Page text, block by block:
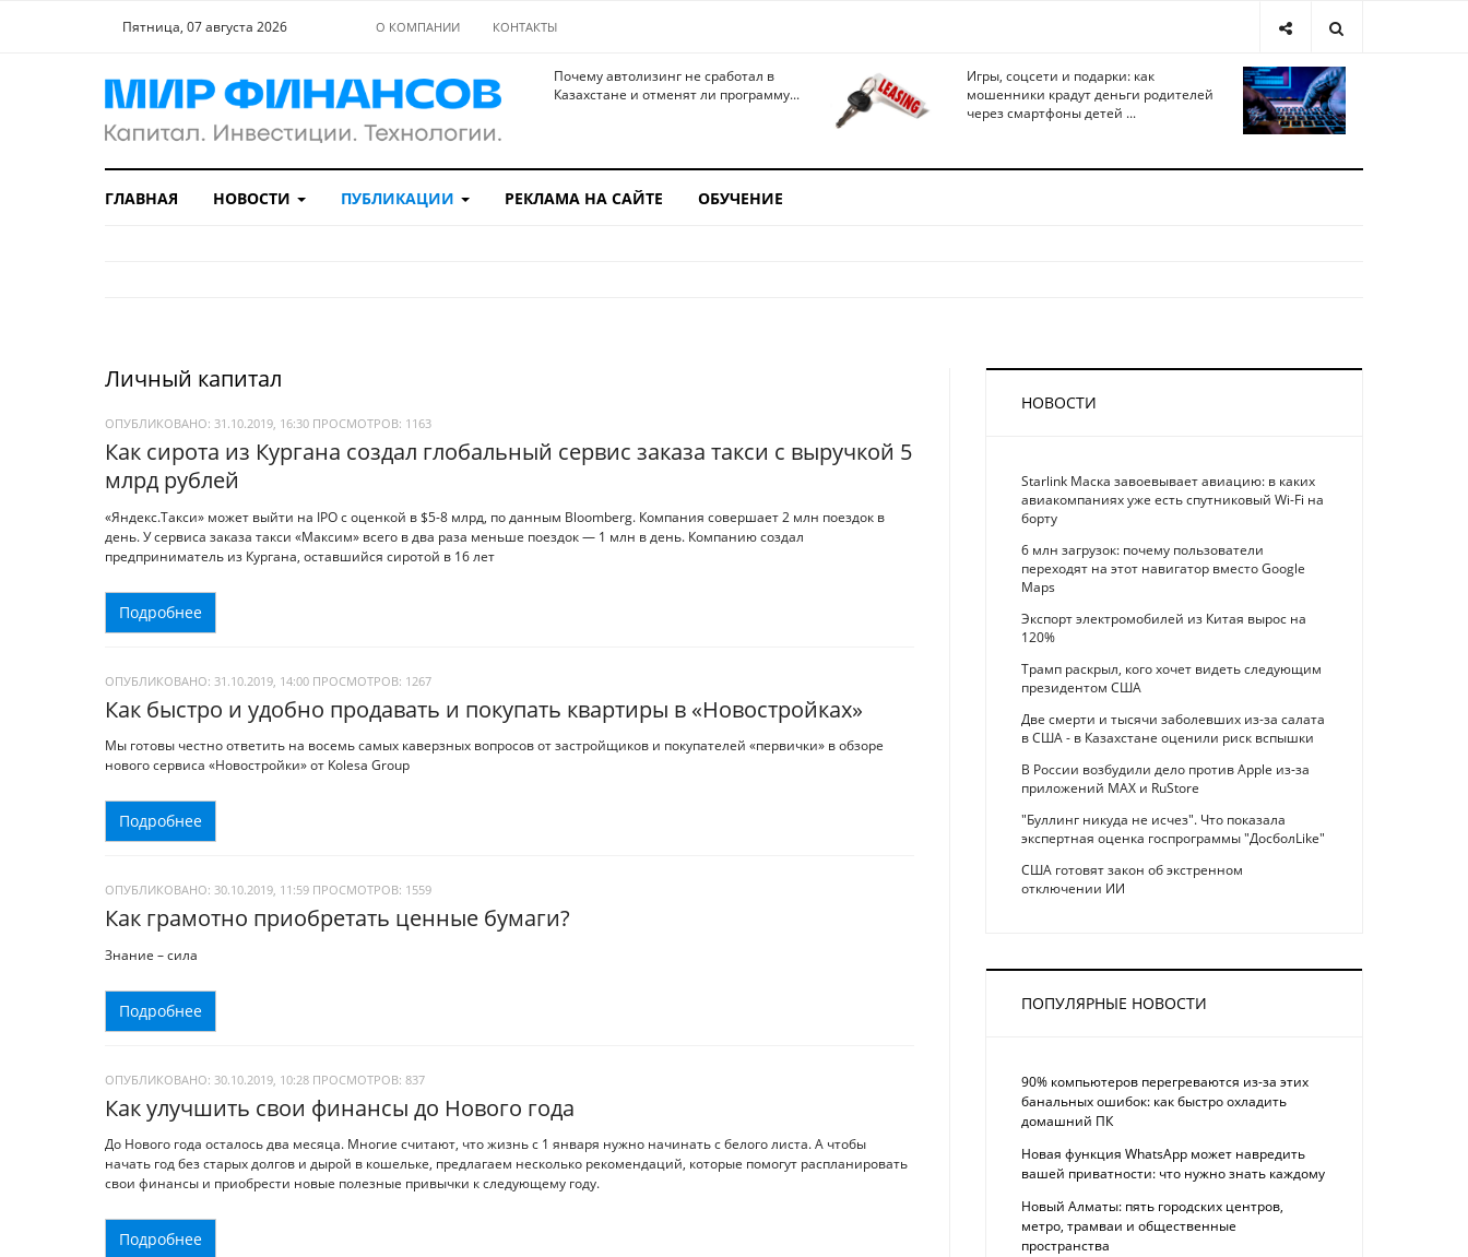
Пятница, 07 августа 2026 О КОМПАНИИ КОНТАКТЫ
Почему автолизинг не сработал в
Казахстане и отменят ли программу...
Игры, соцсети и подарки: как
мошенники крадут деньги родителей
через смартфоны детей ...
ГЛАВНАЯ НОВОСТИ ПУБЛИКАЦИИ РЕКЛАМА НА САЙТЕ ОБУЧЕНИЕ
Личный капитал
ОПУБЛИКОВАНО: 31.10.2019, 16:30 ПРОСМОТРОВ: 1163
Как сирота из Кургана создал глобальный сервис заказа такси с выручкой 5
млрд рублей
«Яндекс.Такси» может выйти на IPO с оценкой в $5-8 млрд, по данным Bloomberg. Компания совершает 2 млн поездок в
день. У сервиса заказа такси «Максим» всего в два раза меньше поездок — 1 млн в день. Компанию создал
предприниматель из Кургана, оставшийся сиротой в 16 лет
Подробнее
ОПУБЛИКОВАНО: 31.10.2019, 14:00 ПРОСМОТРОВ: 1267
Как быстро и удобно продавать и покупать квартиры в «Новостройках»
Мы готовы честно ответить на восемь самых каверзных вопросов от застройщиков и покупателей «первички» в обзоре
нового сервиса «Новостройки» от Kolesa Group
Подробнее
ОПУБЛИКОВАНО: 30.10.2019, 11:59 ПРОСМОТРОВ: 1559
Как грамотно приобретать ценные бумаги?
Знание – сила
Подробнее
ОПУБЛИКОВАНО: 30.10.2019, 10:28 ПРОСМОТРОВ: 837
Как улучшить свои финансы до Нового года
До Нового года осталось два месяца. Многие считают, что жизнь с 1 января нужно начинать с белого листа. А чтобы
начать год без старых долгов и дырой в кошельке, предлагаем несколько рекомендаций, которые помогут распланировать
свои финансы и приобрести новые полезные привычки к следующему году.
Подробнее
НОВОСТИ
Starlink Маска завоевывает авиацию: в каких
авиакомпаниях уже есть спутниковый Wi-Fi на
борту
6 млн загрузок: почему пользователи
переходят на этот навигатор вместо Google
Maps
Экспорт электромобилей из Китая вырос на
120%
Трамп раскрыл, кого хочет видеть следующим
президентом США
Две смерти и тысячи заболевших из-за салата
в США - в Казахстане оценили риск вспышки
В России возбудили дело против Apple из-за
приложений MAX и RuStore
"Буллинг никуда не исчез". Что показала
экспертная оценка госпрограммы "ДосболLike"
США готовят закон об экстренном
отключении ИИ
ПОПУЛЯРНЫЕ НОВОСТИ
90% компьютеров перегреваются из-за этих
банальных ошибок: как быстро охладить
домашний ПК
Новая функция WhatsApp может навредить
вашей приватности: что нужно знать каждому
Новый Алматы: пять городских центров,
метро, трамваи и общественные
пространства